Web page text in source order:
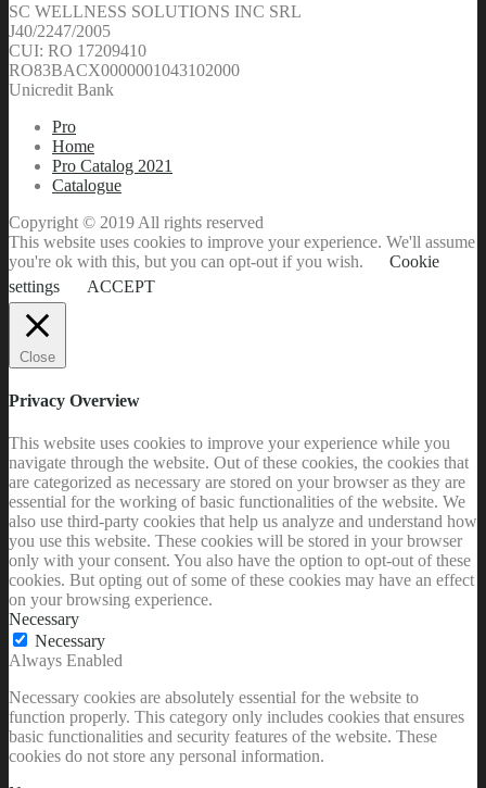
SC WELLNESS SOLUTIONS INC SRL
J40/2247/2005
CUI: RO 17209410
RO83BACX0000001043102000
Unicredit Bank
Pro
Home
Pro Catalog 2021
Catalogue
Copyright © 2019 All rights reserved
This website uses cookies to improve your experience. We'll assume
you're ok with this, but you can opt-out if you wish.
Cookie
settings
ACCEPT
Close
Privacy Overview
This website uses cookies to improve your experience while you
navigate through the website. Out of these cookies, the cookies that
are categorized as necessary are stored on your browser as they are
essential for the working of basic functionalities of the website. We
also use third-party cookies that help us analyze and understand how
you use this website. These cookies will be stored in your browser
only with your consent. You also have the option to opt-out of these
cookies. But opting out of some of these cookies may have an effect
on your browsing experience.
Necessary
Necessary
Always Enabled
Necessary cookies are absolutely essential for the website to
function properly. This category only includes cookies that ensures
basic functionalities and security features of the website. These
cookies do not store any personal information.